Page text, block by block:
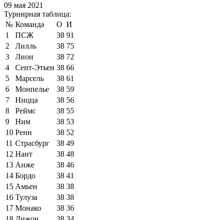
09 мая 2021
Турнирная таблица:
№ Команда О И
1
ПСЖ 38 91
2
Лилль 38 75
3
Лион 38 72
4
Сент-Этьен 38 66
5
Марсель 38 61
6
Монпелье 38 59
7
Ницца 38 56
8
Реймс 38 55
9
Ним 38 53
10 Ренн 38 52
11 Страсбург 38 49
12 Нант 38 48
13 Анже 38 46
14 Бордо 38 41
15 Амьен 38 38
16 Тулуза 38 38
17 Монако 38 36